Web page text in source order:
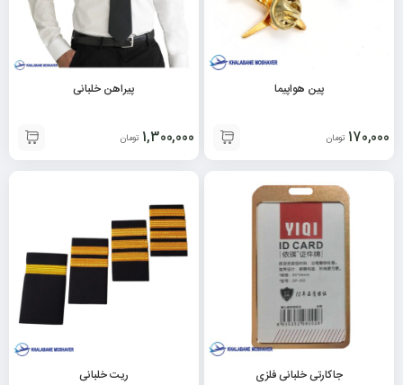
پین هواپیما
170,000 تومان
پیراهن خلبانی
1,300,000 تومان
جاکارتی خلبانی فلزی ریت خلبانی